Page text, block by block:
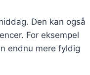
Den kan også
For eksempel
endnu mere fyldig